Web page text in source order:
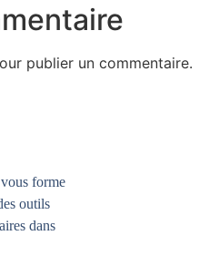
publier un commentaire.
forme
outils
dans